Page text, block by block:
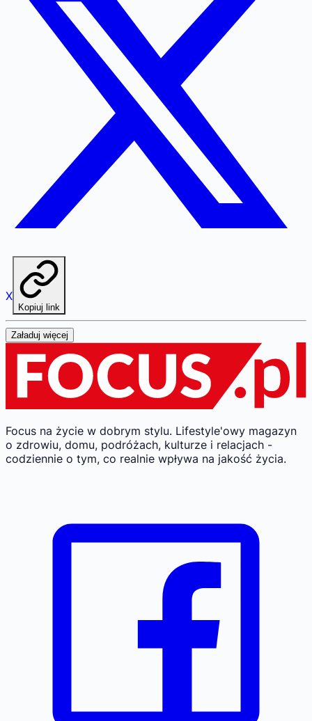
X
Kopiuj link
Załaduj więcej
Focus na życie w dobrym stylu. Lifestyle'owy magazyn
o zdrowiu, domu, podróżach, kulturze i relacjach -
codziennie o tym, co realnie wpływa na jakość życia.